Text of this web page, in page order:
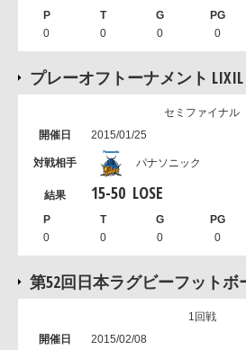
0 0 0 0
プレーオフトーナメント LIXIL
セミファイナル
2015/01/25
パナソニック
15-50 LOSE
0 0 0 0
第52回日本ラグビーフット
1回戦
2015/02/08